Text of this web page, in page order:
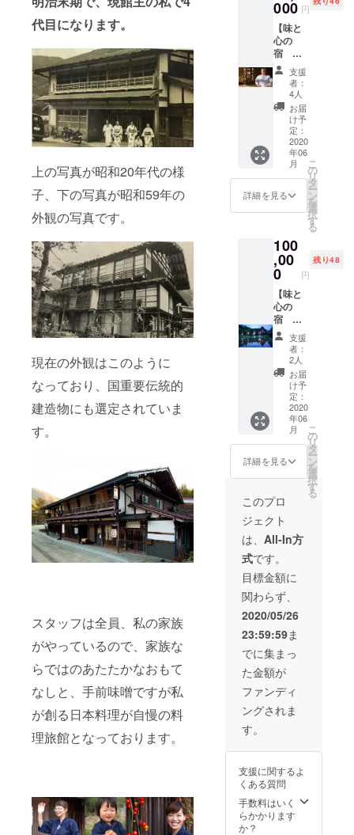
代目になります。
上の写真が昭和20年代の様
子、下の写真が昭和59年の
外観の写真です。
現在の外観はこのように
なっており、国重要伝統的
建造物にも選定されていま
す。
スタッフは全員、私の家族
がやっているので、家族な
らではのあたたかなおもて
なしと、手前味噌ですが私
が創る日本料理が自慢の料
理旅館となっております。
す。
ちゃ
ん」と
は醤油
や味噌
をベー
スにし
たタレ
に付け
込んだ
鶏肉を
キャベ
ツなど
と一緒
に焼い
る飛騨
地方・
郷土料
理で
す。 ※
牛ホル
モンと
けい
ちゃん
はお品
が到着
から5日
以内に
必ずご
賞味下
さい。
※生産状
況に
内容が
変更に
合があ
りま
す。 ※
生もの
れるた
め発送
は国内
のみと
なりま
す。
A5等級
5,000円
相当、
白川郷
産コシ
ヒカリ5
合、蟻
原のお
ばちゃ
んの古
代米1
袋、宮
部豆腐
さんの
油揚げ2
袋、白
の漬物1
袋、城
山館の
自家製
味噌1
本、白
川郷の
湧き水
500ml
、 ※飛
騨牛の
写真は
イメー
ジで
す。部
位に
よって
枚数は
す。 ※
況に
よって
内容が
変更に
なる場
合があ
りま
す。 ※
が含ま
れるた
め発送
は国内
のみと
なりま
す。
の風景
の御礼
状】 夕
食は飛
騨牛ス
テーキ
をメイ
ンとし
た会席
料理、
朝は郷
土料理
の朴葉
味噌焼
きをメ
インに
ど体に
優しい
朝食で
す。城
山館
ファミ
リーが
皆さん
を笑顔
でおも
てなし
致しま
す。 さ
らに当
館で湧
く湧き
水を
ペット
てお好
きなだ
けお土
産にお
つけい
たしま
す。
(ペット
ボトル
もご用
意しま
す) ※宿
泊ご招
待券は
贈答用
として
もお使
い頂け
限は1年
間とな
りま
す。 ※
湧き水
のお土
000 円
【味と
心の
宿 城
山館
ペア一
泊二食
付き飛
騨牛ス
テーキ
会席プ
ランご
招待券
+ 館主
と飲み
語らい
合う＜
語りBar
＞ + 白
川郷の
風景の
御礼
状】 夕
食は飛
騨牛ス
テーキ
をメイ
ンとし
た会席
料理、
朝は郷
土料理
の朴葉
味噌焼
きをメ
インに
地元豆
腐の湯
豆腐な
ど体に
優しい
朝食で
す。城
山館
ファミ
リーが
皆さん
を笑顔
でおも
てなし
致しま
す。夕
食後、
「語り
Bar」で
館主と
語らい
す。 ※
宿泊ご
招待券
は贈答
用とし
支援
者：
4人
お届
け予
定：
2020
年06
月
詳細を見る
こ
の
リ
タ
ー
ン
を
選
択
す
る
100
,00
0 円
残り48
【味と
心の
宿 城
山館
ペア2泊
4食付き
プラン
ご招待
券 + 合
掌造り
家屋の
案内ガ
イド付
き + 白
川郷産
品お土
産セッ
ト + 白
川郷の
風景の
御礼
状】 白
川郷
ゆっく
りたっ
ぷりと
ご堪能
頂くに
は2連泊
がおす
すめで
す。村
内にあ
る見学
り家屋
をガイ
ド付き
でご案
内。さ
らには
支援
者：
2人
お届
け予
定：
2020
年06
月
詳細を見る
こ
の
リ
タ
ー
ン
を
選
択
す
る
このプロ
ジェクト
は、 All-In方
式です。
目標金額に
関わらず、
2020/05/26
23:59:59ま
でに集まっ
た金額が
ファンディ
ングされま
す。
支援に関するよ
くある質問
手数料はいく
らかかります
か？